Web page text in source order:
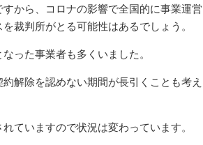
から、コロナの影響で全国的に事業運営
裁判所がとる可能性はあるでしょう。
った事業者も多くいました。
解除を認めない期間が長引くことも考え
ていますので状況は変わっています。